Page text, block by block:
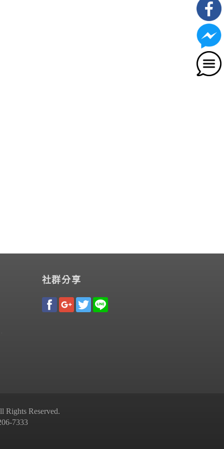
社群分享
Reserved.
7333